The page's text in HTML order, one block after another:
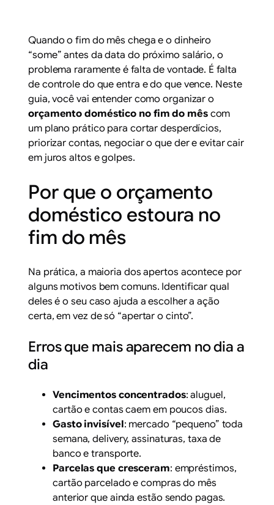
Quando o fim do mês chega e o dinheiro
“some” antes da data do próximo salário, o
problema raramente é falta de vontade. É falta
de controle do que entra e do que vence. Neste
guia, você vai entender como organizar o
orçamento doméstico no fim do mêscom
um plano prático para cortar desperdícios,
priorizar contas, negociar o que der e evitar cair
em juros altos e golpes.
Por que o orçamento
doméstico estoura no
fim do mês
Na prática, a maioria dos apertos acontece por
alguns motivos bem comuns. Identificar qual
deles é o seu caso ajuda a escolher a ação
certa, em vez de só “apertar o cinto”.
Erros que mais aparecem no dia a
dia
Vencimentos concentrados: aluguel,
cartão e contas caem em poucos dias.
Gasto invisível: mercado “pequeno” toda
semana, delivery, assinaturas, taxa de
banco e transporte.
Parcelas que cresceram: empréstimos,
cartão parcelado e compras do mês
anterior que ainda estão sendo pagas.